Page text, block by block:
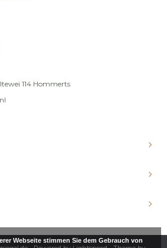
114 Hommerts
Webseite stimmen Sie dem Gebrauch von